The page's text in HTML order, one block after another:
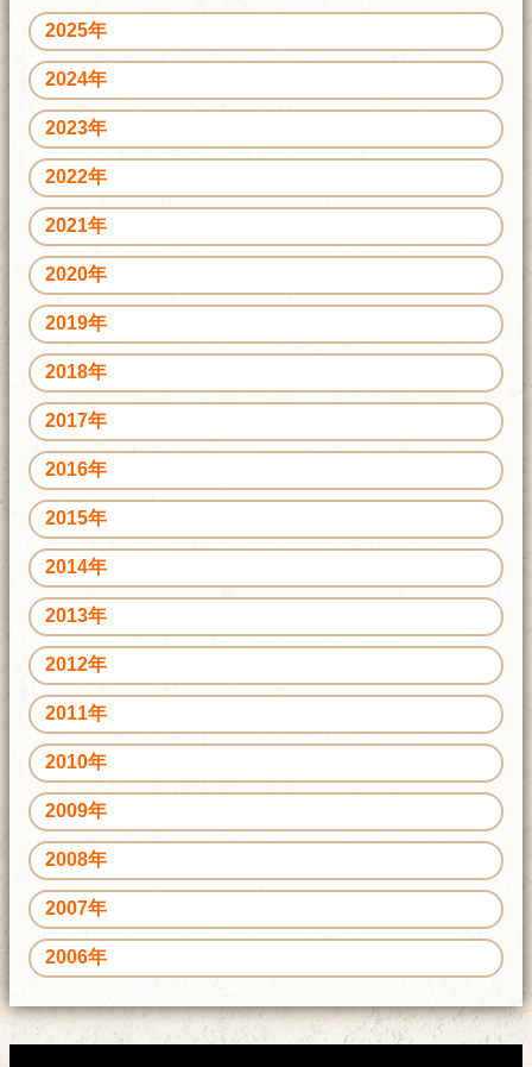
2025年
2024年
2023年
2022年
2021年
2020年
2019年
2018年
2017年
2016年
2015年
2014年
2013年
2012年
2011年
2010年
2009年
2008年
2007年
2006年